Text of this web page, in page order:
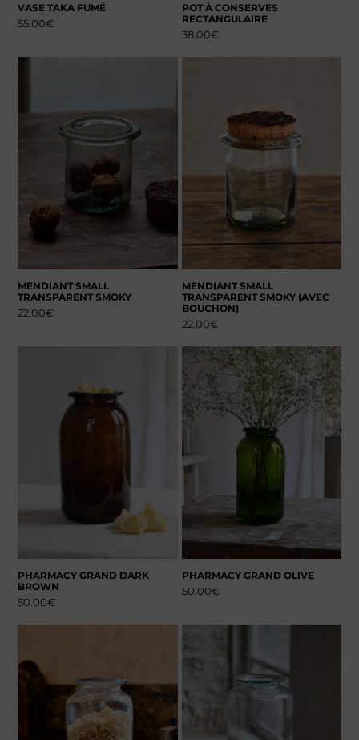
VASE TAKA FUMÉ
55.00€
POT À CONSERVES
RECTANGULAIRE
38.00€
MENDIANT SMALL
TRANSPARENT SMOKY
22.00€
MENDIANT SMALL
TRANSPARENT SMOKY (AVEC
BOUCHON)
22.00€
PHARMACY GRAND DARK
BROWN
50.00€
PHARMACY GRAND OLIVE
50.00€